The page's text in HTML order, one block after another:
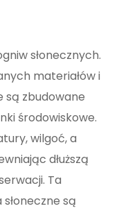
słonecznych.
materiałów i
są zbudowane
środowiskowe.
wilgoć, a
dłuższą
Ta
są